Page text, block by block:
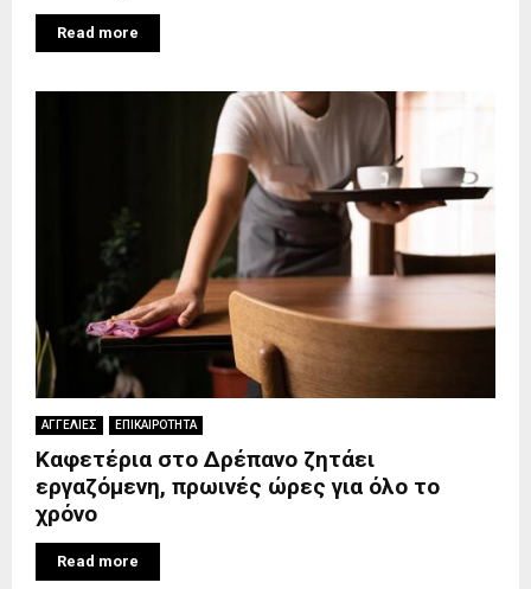
Read more
ΑΓΓΕΛΙΕΣ ΕΠΙΚΑΙΡΟΤΗΤΑ
Καφετέρια στο Δρέπανο ζητάει
εργαζόμενη, πρωινές ώρες για όλο το
χρόνο
Read more